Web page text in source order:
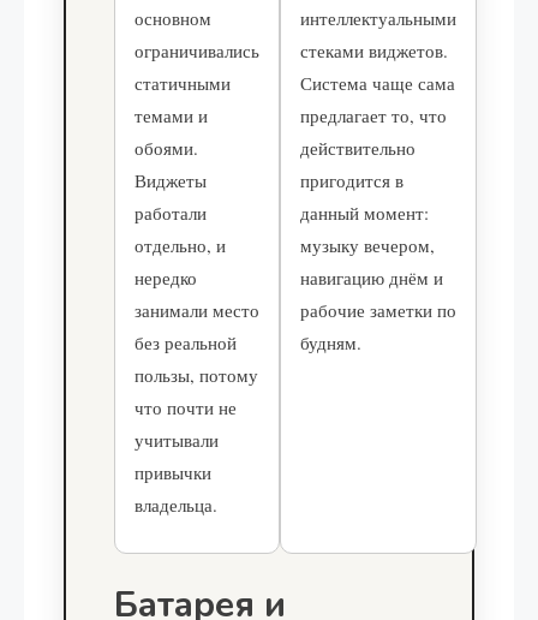
основном
ограничивались
статичными
темами и
обоями.
Виджеты
работали
отдельно, и
нередко
занимали место
без реальной
пользы, потому
что почти не
учитывали
привычки
владельца.
интеллектуальными
стеками виджетов.
Система чаще сама
предлагает то, что
действительно
пригодится в
данный момент:
музыку вечером,
навигацию днём и
рабочие заметки по
будням.
Батарея и